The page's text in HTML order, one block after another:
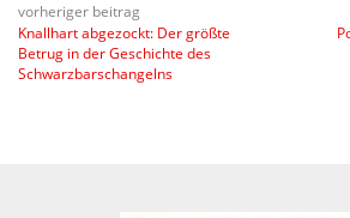
vorheriger beitrag
Knallhart abgezockt: Der größte
Betrug in der Geschichte des
Schwarzbarschangelns